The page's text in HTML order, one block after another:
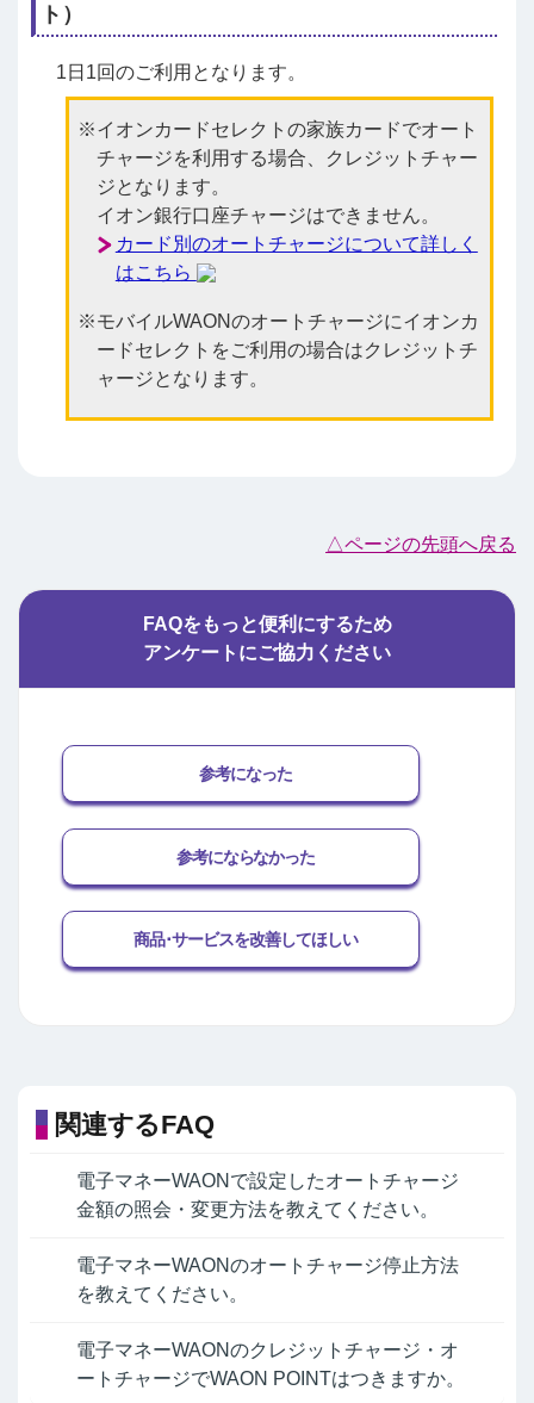
ト）
1日1回のご利用となります。
イオンカードセレクトの家族カードでオート
チャージを利用する場合、クレジットチャー
ジとなります。
イオン銀行口座チャージはできません。
カード別のオートチャージについて詳しく
はこちら
モバイルWAONのオートチャージにイオンカ
ードセレクトをご利用の場合はクレジットチ
ャージとなります。
△ページの先頭へ戻る
FAQをもっと便利にするため
アンケートにご協力ください
参考になった
参考にならなかった
商品･サービスを改善してほしい
関連するFAQ
電子マネーWAONで設定したオートチャージ
金額の照会・変更方法を教えてください。
電子マネーWAONのオートチャージ停止方法
を教えてください。
電子マネーWAONのクレジットチャージ・オ
ートチャージでWAON POINTはつきますか。